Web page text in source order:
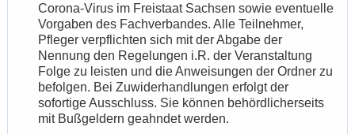
Corona-Virus im Freistaat Sachsen sowie eventuelle
Vorgaben des Fachverbandes. Alle Teilnehmer,
Pfleger verpflichten sich mit der Abgabe der
Nennung den Regelungen i.R. der Veranstaltung
Folge zu leisten und die Anweisungen der Ordner zu
befolgen. Bei Zuwiderhandlungen erfolgt der
sofortige Ausschluss. Sie können behördlicherseits
mit Bußgeldern geahndet werden.